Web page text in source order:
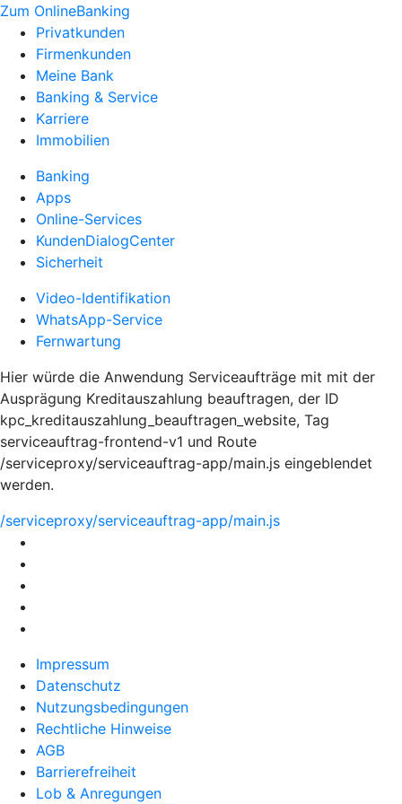
Zum OnlineBanking
Privatkunden
Firmenkunden
Meine Bank
Banking & Service
Karriere
Immobilien
Banking
Apps
Online-Services
KundenDialogCenter
Sicherheit
Video-Identifikation
WhatsApp-Service
Fernwartung
Hier würde die Anwendung Serviceaufträge mit mit der
Ausprägung Kreditauszahlung beauftragen, der ID
kpc_kreditauszahlung_beauftragen_website, Tag
serviceauftrag-frontend-v1 und Route
/serviceproxy/serviceauftrag-app/main.js eingeblendet
werden.
/serviceproxy/serviceauftrag-app/main.js
Impressum
Datenschutz
Nutzungsbedingungen
Rechtliche Hinweise
AGB
Barrierefreiheit
Lob & Anregungen